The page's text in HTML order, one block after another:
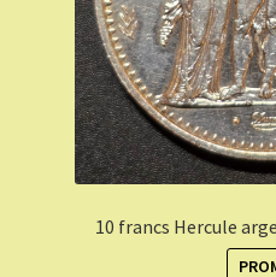
10 francs Hercule